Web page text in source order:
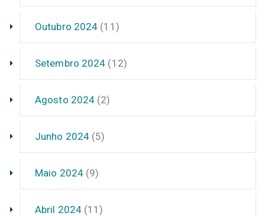
Outubro 2024 (11)
Setembro 2024 (12)
Agosto 2024 (2)
Junho 2024 (5)
Maio 2024(9)
Abril 2024 (11)